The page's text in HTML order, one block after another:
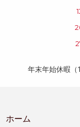
年末年始休暇（
ホーム